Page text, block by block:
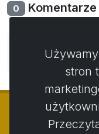
0 Komentarze
Nie ma jeszcze
stron